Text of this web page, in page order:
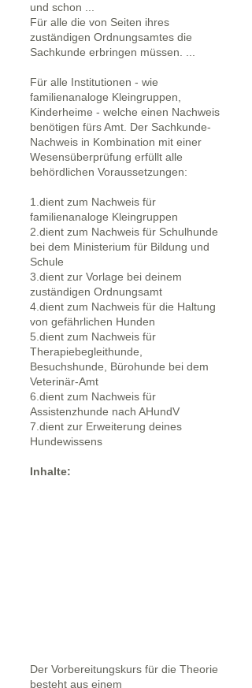
und schon ...
Für alle die von Seiten ihres
zuständigen Ordnungsamtes die
Sachkunde erbringen müssen. ...
Für alle Institutionen - wie
familienanaloge Kleingruppen,
Kinderheime - welche einen Nachweis
benötigen fürs Amt. Der Sachkunde-
Nachweis in Kombination mit einer
Wesensüberprüfung erfüllt alle
behördlichen Voraussetzungen:
1.dient zum Nachweis für
familienanaloge Kleingruppen
2.dient zum Nachweis für Schulhunde
bei dem Ministerium für Bildung und
Schule
3.dient zur Vorlage bei deinem
zuständigen Ordnungsamt
4.dient zum Nachweis für die Haltung
von gefährlichen Hunden
5.dient zum Nachweis für
Therapiebegleithunde,
Besuchshunde, Bürohunde bei dem
Veterinär-Amt
6.dient zum Nachweis für
Assistenzhunde nach AHundV
7.dient zur Erweiterung deines
Hundewissens
​Inhalte:
Der Vorbereitungskurs für die Theorie
besteht aus einem